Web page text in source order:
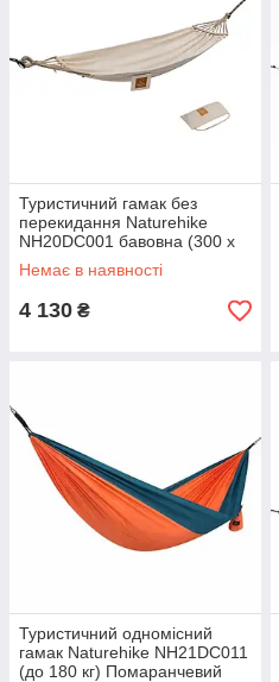
Туристичний гамак без
перекидання Naturehike
NH20DC001 бавовна (300 х
90см) Бежевий
Немає в наявності
4 130 ₴
Туристичний одномісний
гамак Naturehike NH21DC011
(до 180 кг) Помаранчевий